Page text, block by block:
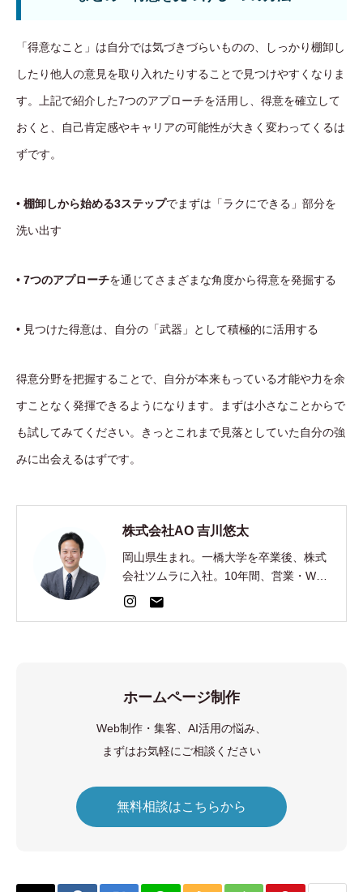
「得意なこと」は自分では気づきづらいものの、しっかり棚卸し
したり他人の意見を取り入れたりすることで見つけやすくなりま
す。上記で紹介した7つのアプローチを活用し、得意を確立して
おくと、自己肯定感やキャリアの可能性が大きく変わってくるは
ずです。
• 棚卸しから始める3ステップでまずは「ラクにできる」部分を
洗い出す
• 7つのアプローチを通じてさまざまな角度から得意を発掘する
• 見つけた得意は、自分の「武器」として積極的に活用する
得意分野を把握することで、自分が本来もっている才能や力を余
すことなく発揮できるようになります。まずは小さなことからで
も試してみてください。きっとこれまで見落としていた自分の強
みに出会えるはずです。
株式会社AO 吉川悠太
岡山県生まれ。一橋大学を卒業後、株式
会社ツムラに入社。10年間、営業・Web
集客・AI開発を経験。2024年、EC制
ホームページ制作
Web制作・集客、AI活用の悩み、
まずはお気軽にご相談ください
無料相談はこちらから